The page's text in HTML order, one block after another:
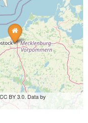
BY 3.0. Data by